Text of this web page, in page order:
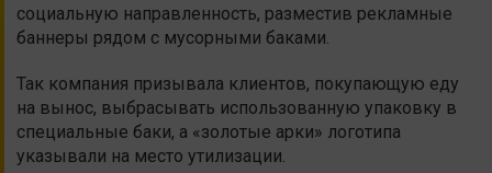
социальную направленность, разместив рекламные
баннеры рядом с мусорными баками.
Так компания призывала клиентов, покупающую еду
на вынос, выбрасывать использованную упаковку в
специальные баки, а «золотые арки» логотипа
указывали на место утилизации.